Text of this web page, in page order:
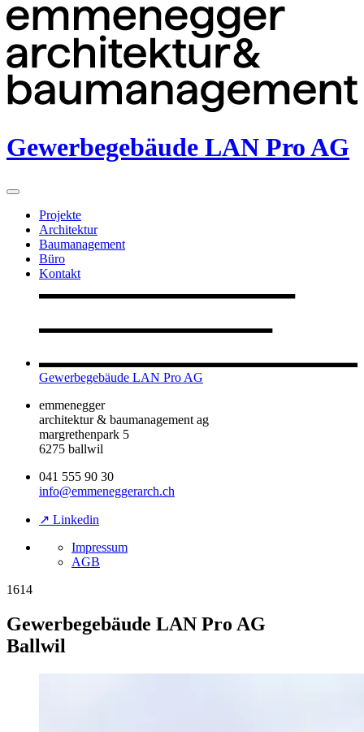
Gewerbegebäude LAN Pro AG
Projekte
Architektur
Baumanagement
Büro
Kontakt
Gewerbegebäude LAN Pro AG
emmenegger
architektur & baumanagement ag
margrethenpark 5
6275 ballwil
041 555 90 30
info@emmeneggerarch.ch
↗ Linkedin
Impressum
AGB
1614
Gewerbegebäude LAN Pro AG
Ballwil